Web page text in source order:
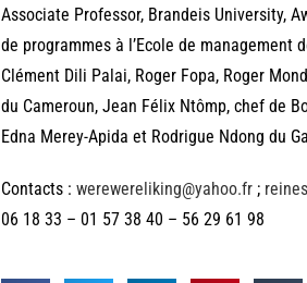
Associate Professor, Brandeis University,
de programmes à l’Ecole de management
Clément Dili Palai, Roger Fopa, Roger
du Cameroun, Jean Félix Ntômp, chef de
Edna Merey-Apida et Rodrigue Ndong du
Contacts : werewereliking@yahoo.fr;
06 18 33 – 01 57 38 40 – 56 29 61 98